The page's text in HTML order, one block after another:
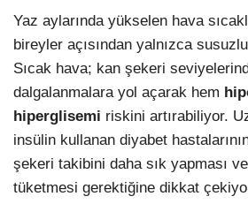
Yaz aylarında yükselen hava
bireyler açısından yalnızca
Sıcak hava; kan şekeri
dalgalanmalara yol açarak hem
hiperglisemi riskini artırabiliyor.
insülin kullanan diyabet
şekeri takibini daha sık yapması
tüketmesi gerektiğine dikkat